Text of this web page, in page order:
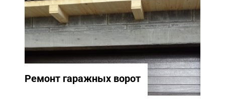
Ремонт гаражных ворот